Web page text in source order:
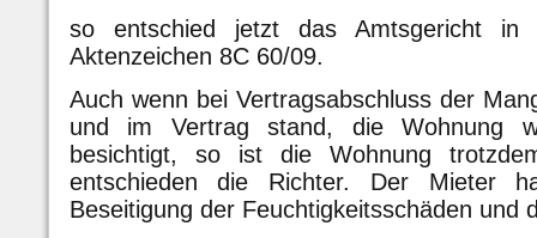
so entschied jetzt das Amtsgericht in
Aktenzeichen 8C 60/09.
Auch wenn bei Vertragsabschluss der
und im Vertrag stand, die Wohnung
besichtigt, so ist die Wohnung
entschieden die Richter. Der Mieter
Beseitigung der Feuchtigkeitsschäden und